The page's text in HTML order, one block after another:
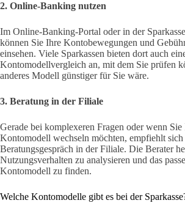
2. Online-Banking nutzen
Im Online-Banking-Portal oder in der
können Sie Ihre Kontobewegungen und
einsehen. Viele Sparkassen bieten dort auch
Kontomodellvergleich an, mit dem Sie prüfen
anderes Modell günstiger für Sie wäre.
3. Beratung in der Filiale
Gerade bei komplexeren Fragen oder wenn Sie
Kontomodell wechseln möchten, empfiehlt sich
Beratungsgespräch in der Filiale. Die Berater
Nutzungsverhalten zu analysieren und das
Kontomodell zu finden.
Welche Kontomodelle gibt es bei der